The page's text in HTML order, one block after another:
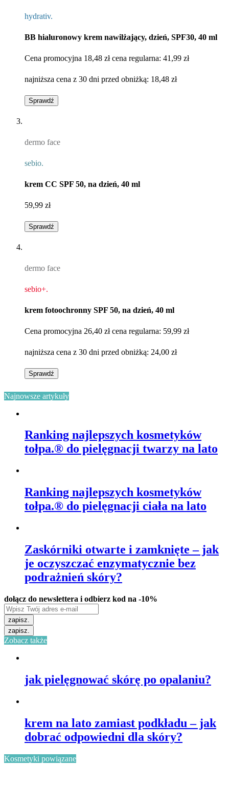
hydrativ.
BB hialuronowy krem nawilżający, dzień, SPF30, 40 ml
Cena promocyjna 18,48 zł cena regularna: 41,99 zł
najniższa cena z 30 dni przed obniżką: 18,48 zł
Sprawdź
dermo face
sebio.
krem CC SPF 50, na dzień, 40 ml​
59,99 zł
Sprawdź
dermo face
sebio+.
krem fotoochronny SPF 50, na dzień, 40 ml ​
Cena promocyjna 26,40 zł cena regularna: 59,99 zł
najniższa cena z 30 dni przed obniżką: 24,00 zł
Sprawdź
Najnowsze artykuły
Ranking najlepszych kosmetyków
tołpa.® do pielęgnacji twarzy na lato
Ranking najlepszych kosmetyków
tołpa.® do pielęgnacji ciała na lato
Zaskórniki otwarte i zamknięte – jak
je oczyszczać enzymatycznie bez
podrażnień skóry?
dołącz do newslettera i odbierz kod na -10%
zapisz.
zapisz.
Zobacz także
jak pielęgnować skórę po opalaniu?
krem na lato zamiast podkładu – jak
dobrać odpowiedni dla skóry?
Kosmetyki powiązane